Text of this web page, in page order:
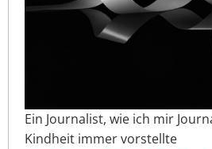
Ein Journalist, wie ich mir
Kindheit immer vorstellte